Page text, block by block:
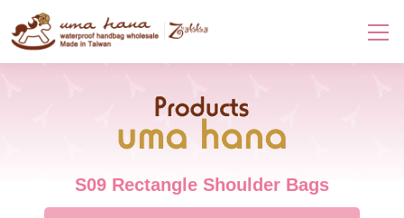
Products
S09 Rectangle Shoulder Bags